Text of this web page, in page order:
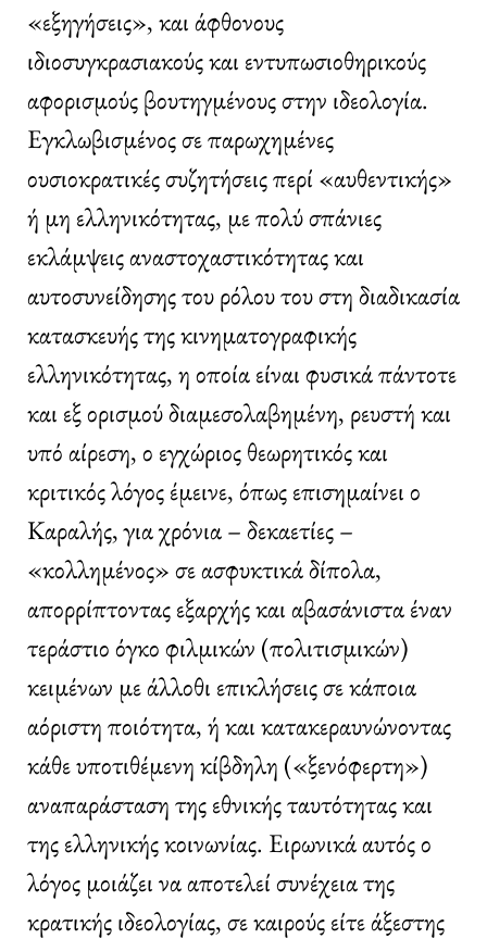
«εξηγήσεις», και άφθονους
ιδιοσυγκρασιακούς και εντυπωσιοθηρικούς
αφορισμούς βουτηγμένους στην ιδεολογία.
Εγκλωβισμένος σε παρωχημένες
ουσιοκρατικές συζητήσεις περί «αυθεντικής»
ή μη ελληνικότητας, με πολύ σπάνιες
εκλάμψεις αναστοχαστικότητας και
αυτοσυνείδησης του ρόλου του στη διαδικασία
κατασκευής της κινηματογραφικής
ελληνικότητας, η οποία είναι φυσικά πάντοτε
και εξ ορισμού διαμεσολαβημένη, ρευστή και
υπό αίρεση, ο εγχώριος θεωρητικός και
κριτικός λόγος έμεινε, όπως επισημαίνει ο
Καραλής, για χρόνια – δεκαετίες –
«κολλημένος» σε ασφυκτικά δίπολα,
απορρίπτοντας εξαρχής και αβασάνιστα έναν
τεράστιο όγκο φιλμικών (πολιτισμικών)
κειμένων με άλλοθι επικλήσεις σε κάποια
αόριστη ποιότητα, ή και κατακεραυνώνοντας
κάθε υποτιθέμενη κίβδηλη («ξενόφερτη»)
αναπαράσταση της εθνικής ταυτότητας και
της ελληνικής κοινωνίας. Ειρωνικά αυτός ο
λόγος μοιάζει να αποτελεί συνέχεια της
κρατικής ιδεολογίας, σε καιρούς είτε άξεστης